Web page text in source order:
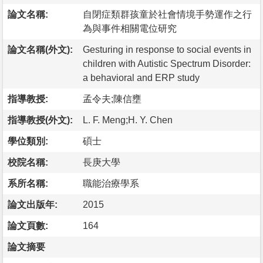
論文名稱:
自閉症類群孩童於社會情境手勢運作之行
為與事件相關電位研究
論文名稱(外文):
Gesturing in response to social events in
children with Autistic Spectrum Disorder:
a behavioral and ERP study
指導教授: 孟令夫;陳信壅
指導教授(外文): L. F. Meng;H. Y. Chen
學位類別: 碩士
校院名稱: 長庚大學
系所名稱: 職能治療學系
論文出版年: 2015
論文頁數: 164
論文摘要